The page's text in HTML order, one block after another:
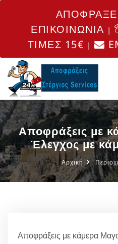
ΕΠΙΚΟΙΝΩΝΙΑ |
ΤΙΜΕΣ 15€ |
Αποφράξεις με
Έλεγχος με
Αρχική
Αποφράξεις με κάμερα